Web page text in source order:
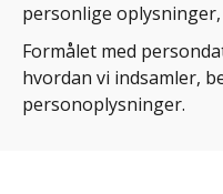
personlige
Formålet med
hvordan vi indsamler,
personoplysninger.